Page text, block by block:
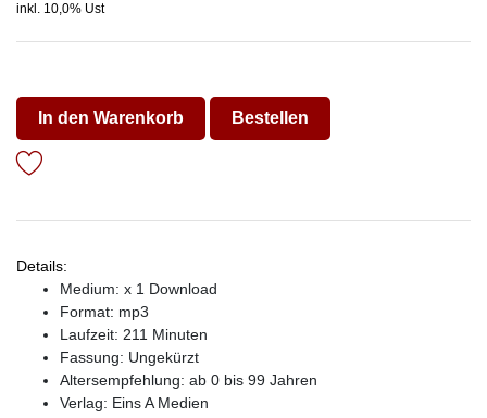
inkl. 10,0% Ust
In den Warenkorb Bestellen
Details:
Medium: x 1 Download
Format: mp3
Laufzeit: 211 Minuten
Fassung: Ungekürzt
Altersempfehlung: ab 0 bis 99 Jahren
Verlag: Eins A Medien